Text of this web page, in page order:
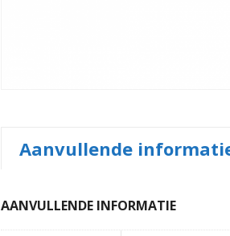
Aanvullende
AANVULLENDE INFORMATIE
TOEVOEGEN AAN